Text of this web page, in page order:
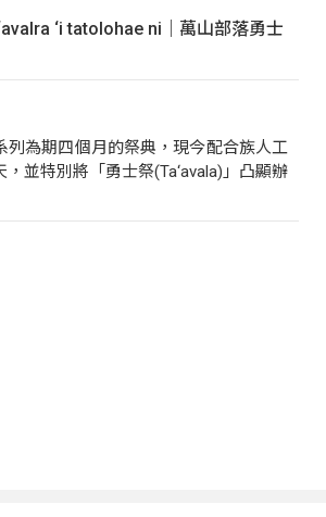
‘i tatolohae ni｜萬山部落勇士
列為期四個月的祭典，現今配合族人工
並特別將「勇士祭(Ta‘avala)」凸顯辦